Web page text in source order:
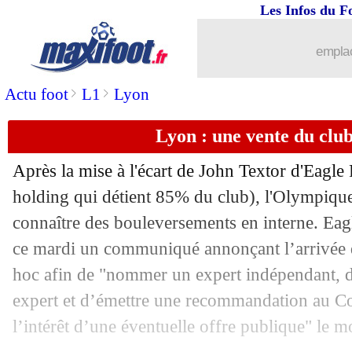
Actu foot> L1 > Lyon
Les Infos du
Lyon : une vente du
Après la mise à l'écart de John Textor
holding qui détient 85% du club),
connaître des bouleversements en interne.
ce mardi un communiqué annonçant
hoc afin de "nommer un expert indépendant,
expert et d’émettre une recommandation au
l’intérêt d’une éventuelle offre publique" le
Italie: Fabregas décline poliment
14/04 Barça: la piste Nijstad déjà freinée
: De Laurentiis a confiance en
14/04 FFF: décès de Jean-Pierre Escalettes
14/04 Bournemouth: Iraola, départ acté
Bayern : comparé à Olise, Robben
14/04 Liverpool: Van Dijk croit à l'exploit
14/04 Atletico: Griezmann, chouchou sans